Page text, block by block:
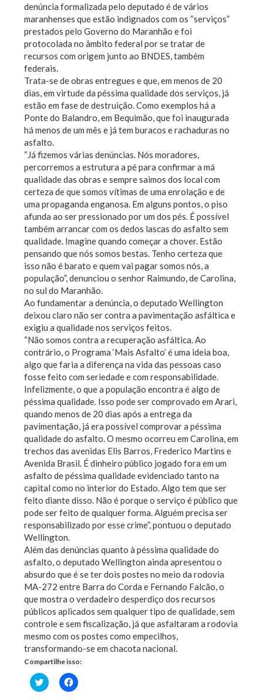
denúncia formalizada pelo deputado é de vários
maranhenses que estão indignados com os “serviços”
prestados pelo Governo do Maranhão e foi
protocolada no âmbito federal por se tratar de
recursos com origem junto ao BNDES, também
federais.
Trata-se de obras entregues e que, em menos de 20
dias, em virtude da péssima qualidade dos serviços, já
estão em fase de destruição. Como exemplos há a
Ponte do Balandro, em Bequimão, que foi inaugurada
há menos de um mês e já tem buracos e rachaduras no
asfalto.
“Já fizemos várias denúncias. Nós moradores,
percorremos a estrutura a pé para confirmar a má
qualidade das obras e sempre saimos dos local com
certeza de que somos vítimas de uma enrolação e de
uma propaganda enganosa. Em alguns pontos, o piso
afunda ao ser pressionado por um dos pés. É possível
também arrancar com os dedos lascas do asfalto sem
qualidade. Imagine quando começar a chover. Estão
pensando que nós somos bestas. Tenho certeza que
isso não é barato e quem vai pagar somos nós, a
população”, denunciou o senhor Raimundo, de Carolina,
no sul do Maranhão.
Ao fundamentar a denúncia, o deputado Wellington
deixou claro não ser contra a pavimentação asfáltica e
exigiu a qualidade nos serviços feitos.
“Não somos contra a recuperação asfáltica. Ao
contrário, o Programa ‘Mais Asfalto’ é uma ideia boa,
algo que faria a diferença na vida das pessoas caso
fosse feito com seriedade e com responsabilidade.
Infelizmente, o que a população encontra é algo de
péssima qualidade. Isso pode ser comprovado em Arari,
quando menos de 20 dias após a entrega da
pavimentação, já era possível comprovar a péssima
qualidade do asfalto. O mesmo ocorreu em Carolina, em
trechos das avenidas Elis Barros, Frederico Martins e
Avenida Brasil. É dinheiro público jogado fora em um
asfalto de péssima qualidade evidenciado tanto na
capital como no interior do Estado. Algo tem que ser
feito diante disso. Não é porque o serviço é público que
pode ser feito de qualquer forma. Alguém precisa ser
responsabilizado por esse crime”, pontuou o deputado
Wellington.
Além das denúncias quanto à péssima qualidade do
asfalto, o deputado Wellington ainda apresentou o
absurdo que é se ter dois postes no meio da rodovia
MA-272 entre Barra do Corda e Fernando Falcão, o
que mostra o verdadeiro desperdiço dos recursos
públicos aplicados sem qualquer tipo de qualidade, sem
controle e sem fiscalização, já que asfaltaram a rodovia
mesmo com os postes como empecilhos,
transformando-se em chacota nacional.
Compartilhe isso:
Clique
para
Clique
para